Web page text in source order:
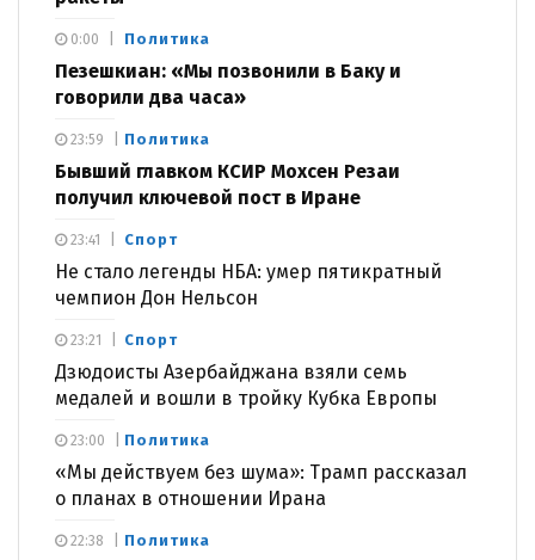
Политика
Пезешкиан: «Мы позвонили в Баку и
говорили два часа»
0:00
Политика
Бывший главком КСИР Мохсен Резаи
получил ключевой пост в Иране
23:59
Спорт
Не стало легенды НБА: умер пятикратный
чемпион Дон Нельсон
23:41
Спорт
Дзюдоисты Азербайджана взяли семь
медалей и вошли в тройку Кубка Европы
23:21
Политика
«Мы действуем без шума»: Трамп рассказал
о планах в отношении Ирана
23:00
Политика
22:38